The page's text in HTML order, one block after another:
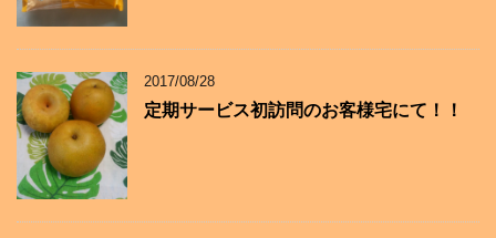
2017/08/28
定期サービス初訪問のお客様宅にて！！